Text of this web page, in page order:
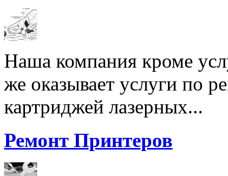
Наша компания кроме
же оказывает услуги по
картриджей лазерных...
Ремонт Принтеров